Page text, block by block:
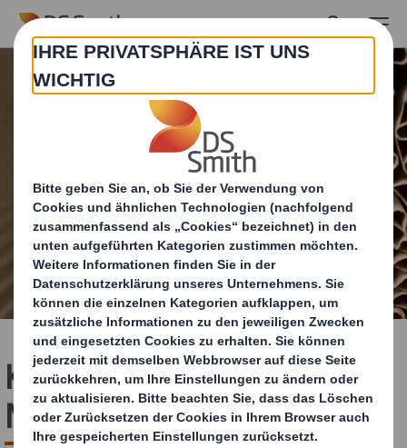
Skip to main content
Kreislauf-Design-
Messgrößen